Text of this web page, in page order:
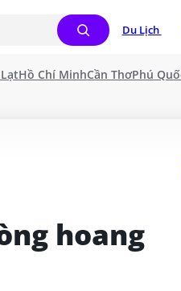
Du Lịch
Hồ Chí MinhCần ThơPhú
hoang